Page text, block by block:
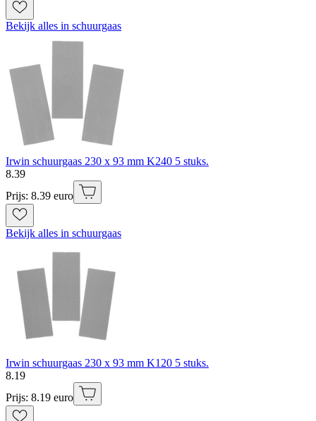
Bekijk alles in schuurgaas
Irwin schuurgaas 230 x 93 mm K240 5 stuks.
8.39
Prijs: 8.39 euro
Bekijk alles in schuurgaas
Irwin schuurgaas 230 x 93 mm K120 5 stuks.
8.19
Prijs: 8.19 euro